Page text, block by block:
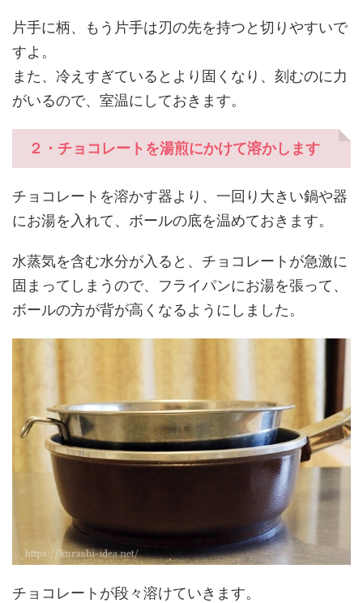
片手に柄、もう片手は刃の先を持つと切りやすいで
すよ。
また、冷えすぎているとより固くなり、刻むのに力
がいるので、室温にしておきます。
２・チョコレートを湯煎にかけて溶かします
チョコレートを溶かす器より、一回り大きい鍋や器
にお湯を入れて、ボールの底を温めておきます。
水蒸気を含む水分が入ると、チョコレートが急激に
固まってしまうので、フライパンにお湯を張って、
ボールの方が背が高くなるようにしました。
チョコレートが段々溶けていきます。